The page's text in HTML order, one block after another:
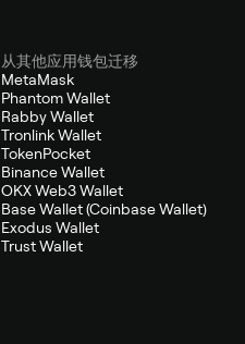
从其他应用钱包迁移
MetaMask
Phantom Wallet
Rabby Wallet
Tronlink Wallet
TokenPocket
Binance Wallet
OKX Web3 Wallet
Base Wallet (Coinbase Wallet)
Exodus Wallet
Trust Wallet